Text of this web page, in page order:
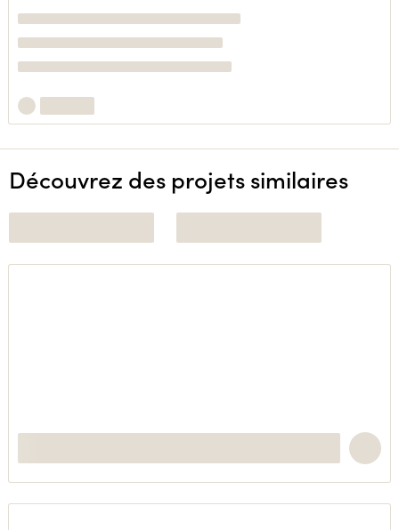
Découvrez des projets similaires